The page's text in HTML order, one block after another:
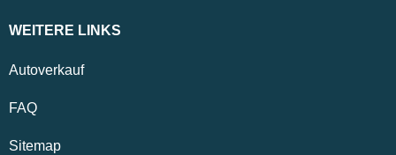
WEITERE LINKS
Autoverkauf
FAQ
Sitemap